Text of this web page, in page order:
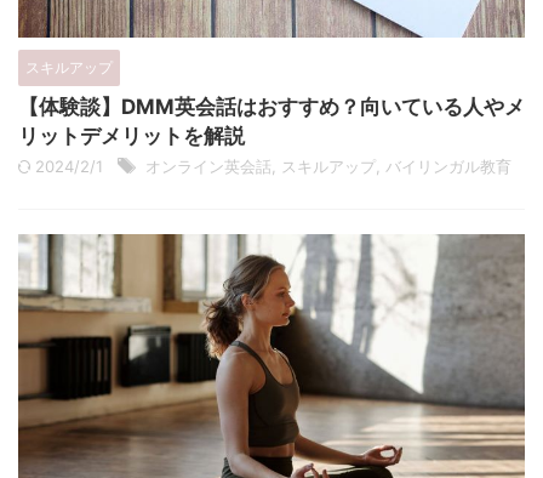
スキルアップ
【体験談】DMM英会話はおすすめ？向いている人やメ
リットデメリットを解説
2024/2/1 オンライン英会話 スキルアップ バイリンガル教育